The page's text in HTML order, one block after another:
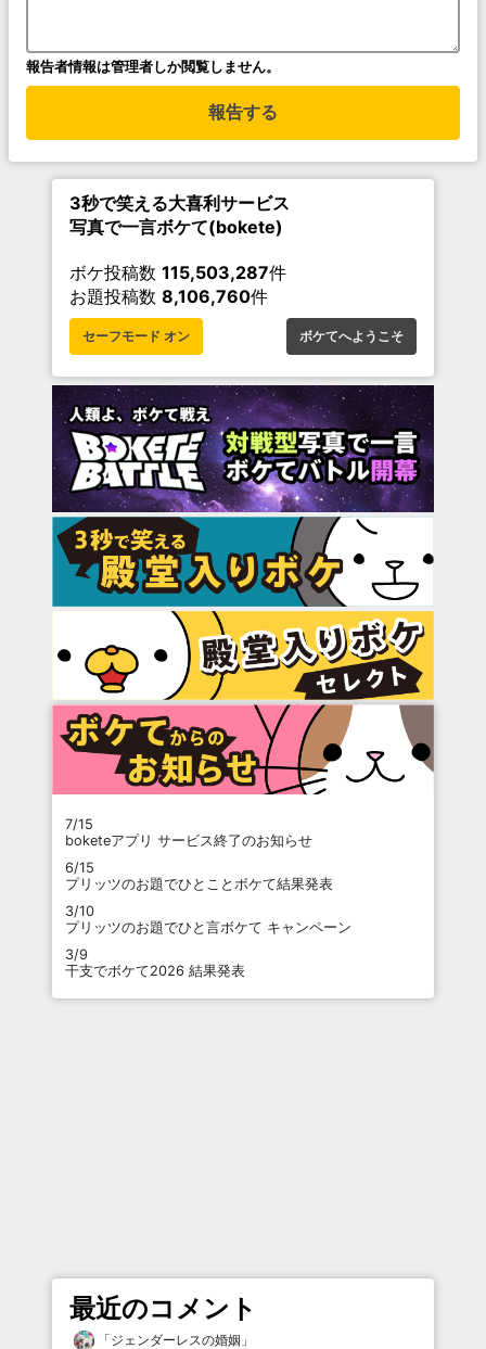
報告者情報は管理者しか閲覧しません。
報告する
3秒で笑える大喜利サービス
写真で一言ボケて(bokete)
ボケ投稿数 115,503,287件
お題投稿数 8,106,760件
セーフモード オン ボケてへようこそ
7/15
boketeアプリ サービス終了のお知らせ
6/15
プリッツのお題でひとことボケて結果発表
3/10
プリッツのお題でひと言ボケて キャンペーン
3/9
干支でボケて2026 結果発表
最近のコメント
「ジェンダーレスの婚姻 」